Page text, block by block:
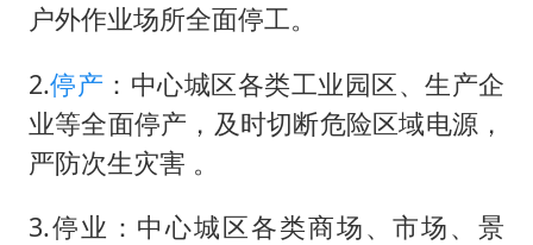
户外作业场所全面停工。
2.停产 ：中心城区各类工业园区、生产企
业等全面停产，及时切断危险区域电源，
严防次生灾害 。
3.停业：中心城区各类商场、市场、景